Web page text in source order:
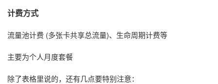
计费方式
流量池计费 (多张卡共享总流量)、生命周期计费等
主要为个人月度套餐
除了表格里说的，还有几点要特别注意：